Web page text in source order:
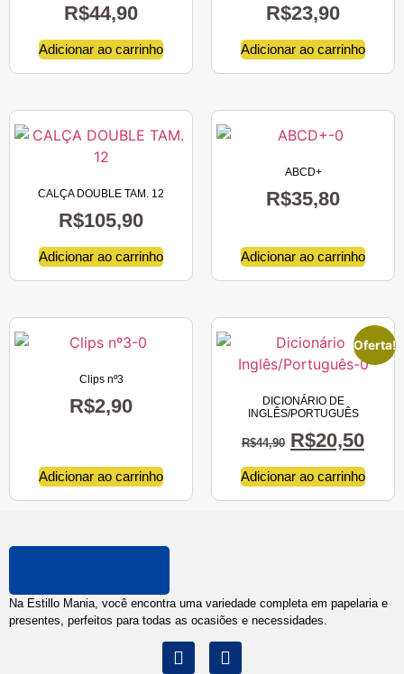
R$44,90
Adicionar ao carrinho
R$23,90
Adicionar ao carrinho
CALÇA DOUBLE TAM. 12
R$105,90
Adicionar ao carrinho
ABCD+
R$35,80
Adicionar ao carrinho
Clips nº3
R$2,90
Adicionar ao carrinho
Oferta!
DICIONÁRIO DE
INGLÊS/PORTUGUÊS
R$44,90 R$20,50
Adicionar ao carrinho
Na Estillo Mania, você encontra uma variedade completa em papelaria e
presentes, perfeitos para todas as ocasiões e necessidades.